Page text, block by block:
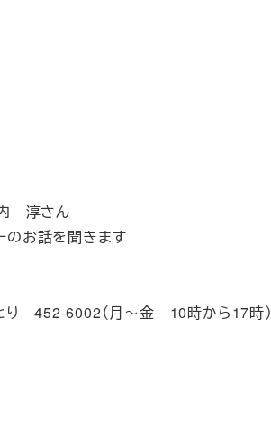
内 淳さん
のお話を聞きます
とり 452-6002（月～金 10時から17時）